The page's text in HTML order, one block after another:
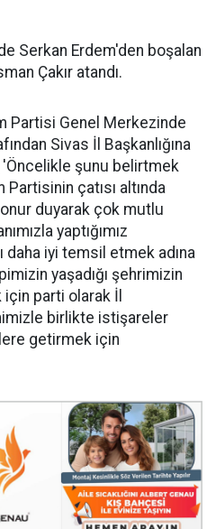
Serkan Erdem'den boşalan
Çakır atandı.
Partisi Genel Merkezinde
Sivas İl Başkanlığına
'Öncelikle şunu belirtmek
çatısı altında
duyarak çok mutlu
yaptığımız
daha iyi temsil etmek adına
yaşadığı şehrimizin
için parti olarak İl
birlikte istişareler
getirmek için